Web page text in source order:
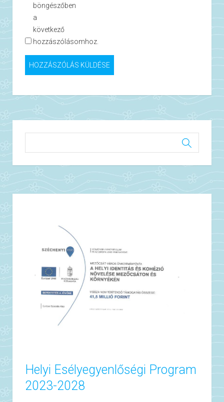
böngészőben
a
következő
hozzászólásomhoz.
Helyi Esélyegyenlőségi Program
2023-2028